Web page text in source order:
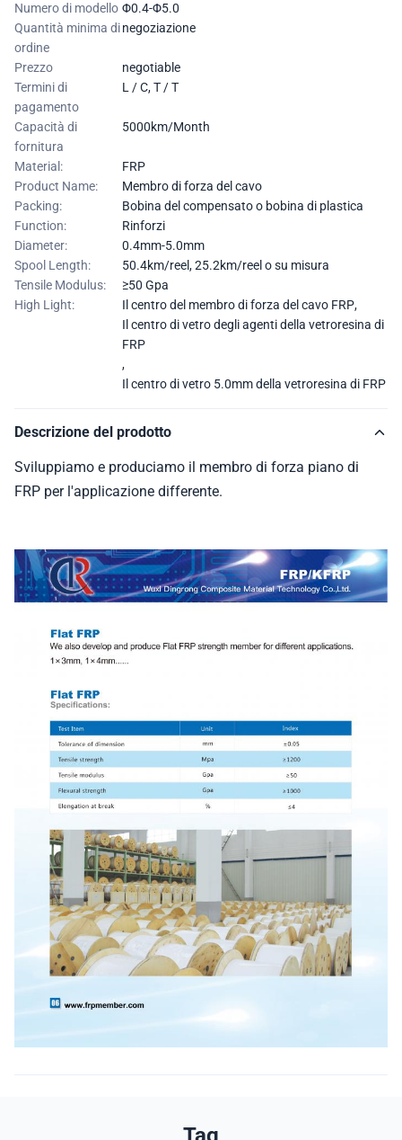
Numero di modello Φ0.4-Φ5.0
Quantità minima di
ordine
negoziazione
Prezzo
negotiable
Termini di
pagamento
L / C, T / T
Capacità di
fornitura
5000km/Month
Material:
FRP
Product Name:
Membro di forza del cavo
Packing:
Bobina del compensato o bobina di plastica
Function:
Rinforzi
Diameter:
0.4mm-5.0mm
Spool Length:
50.4km/reel, 25.2km/reel o su misura
Tensile Modulus:
≥50 Gpa
High Light:
Il centro del membro di forza del cavo FRP,
Il centro di vetro degli agenti della vetroresina di
FRP
,
Il centro di vetro 5.0mm della vetroresina di FRP
Descrizione del prodotto
Sviluppiamo e produciamo il membro di forza piano di
FRP per l'applicazione differente.